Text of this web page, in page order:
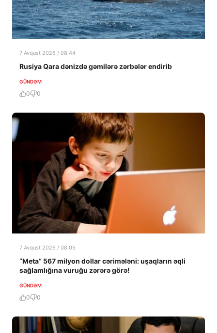
7 Avqust 2026 / 08:44
Rusiya Qara dənizdə gəmilərə zərbələr endirib
GÜNDƏM
0 0
7 Avqust 2026 / 08:05
“Meta” 567 milyon dollar cərimələni: uşaqların əqli
sağlamlığına vuruğu zərərə görə!
GÜNDƏM
0 0